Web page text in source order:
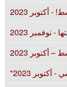
2023
2023
2023
2023